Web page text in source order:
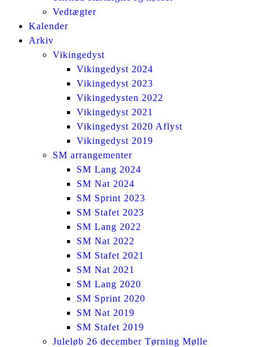
Vedtægter
Kalender
Arkiv
Vikingedyst
Vikingedyst 2024
Vikingedyst 2023
Vikingedysten 2022
Vikingedyst 2021
Vikingedyst 2020 Aflyst
Vikingedyst 2019
SM arrangementer
SM Lang 2024
SM Nat 2024
SM Sprint 2023
SM Stafet 2023
SM Lang 2022
SM Nat 2022
SM Stafet 2021
SM Nat 2021
SM Lang 2020
SM Sprint 2020
SM Nat 2019
SM Stafet 2019
Juleløb 26 december Tørning Mølle